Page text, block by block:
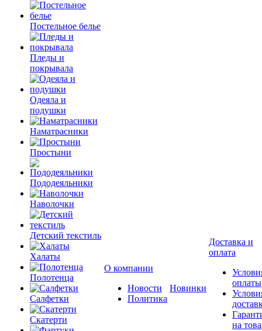
Постельное белье
Пледы и
покрывала
Одеяла и
подушки
Наматрасники
Простыни
Пододеяльники
Наволочки
Детский текстиль
Халаты
Полотенца
Салфетки
Скатерти
О компании
Новости
Политика
Новинки
Доставка и
оплата
оплаты
на